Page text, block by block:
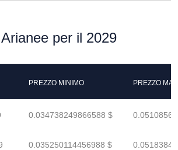
per il 2029
PREZZO MINIMO PREZZO
0.034738249866588 $
0.035250114456988 $